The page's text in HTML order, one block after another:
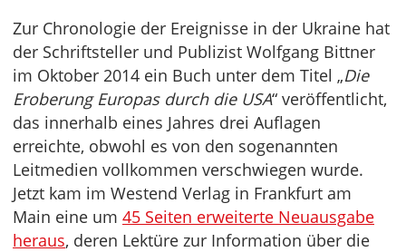
Zur Chronologie der Ereignisse in der Ukraine hat
der Schriftsteller und Publizist Wolfgang Bittner
im Oktober 2014 ein Buch unter dem Titel „Die
Eroberung Europas durch die USA“ veröffentlicht,
das innerhalb eines Jahres drei Auflagen
erreichte, obwohl es von den sogenannten
Leitmedien vollkommen verschwiegen wurde.
Jetzt kam im Westend Verlag in Frankfurt am
Main eine um 45 Seiten erweiterte Neuausgabe
heraus, deren Lektüre zur Information über die